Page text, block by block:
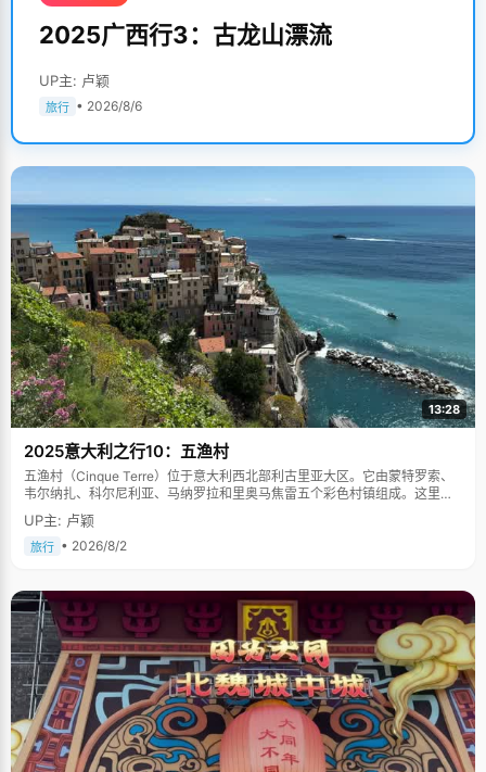
2025广西行3：古龙山漂流
UP主: 卢颖
旅行 • 2026/8/6
13:28
2025意大利之行10：五渔村
五渔村（Cinque Terre）位于意大利西北部利古里亚大区。它由蒙特罗索、
韦尔纳扎、科尔尼利亚、马纳罗拉和里奥马焦雷五个彩色村镇组成。这里依
山傍海，房屋色彩斑斓，1997年被列为世界文化遗产。
UP主: 卢颖
旅行 • 2026/8/2